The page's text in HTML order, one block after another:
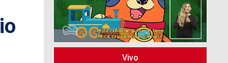
Vivo